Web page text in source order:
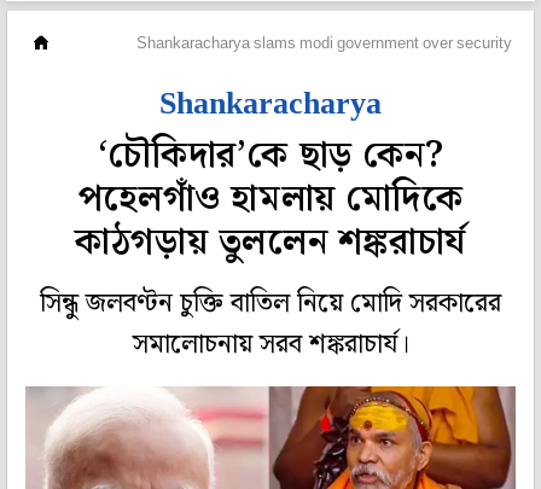
Shankaracharya slams modi government over security
Shankaracharya
‘চৌকিদার’কে ছাড় কেন?
পহেলগাঁও হামলায় মোদিকে
কাঠগড়ায় তুললেন শঙ্করাচার্য
সিন্ধু জলবণ্টন চুক্তি বাতিল নিয়ে মোদি সরকারের
সমালোচনায় সরব শঙ্করাচার্য।